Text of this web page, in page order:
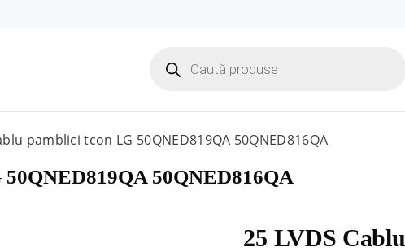
search
pamblici tcon LG 50QNED819QA 50QNED816QA
50QNED816QA
25 LVDS